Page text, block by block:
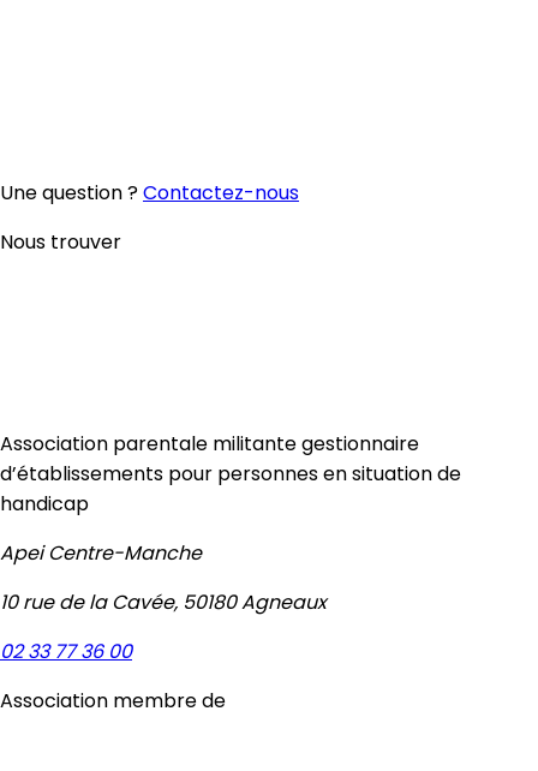
Une question ?Contactez-nous
Nous trouver
Association parentale militante gestionnaire
d’établissements pour personnes en situation de
handicap
Apei Centre-Manche
10 rue de la Cavée, 50180 Agneaux
02 33 77 36 00
Association membre de